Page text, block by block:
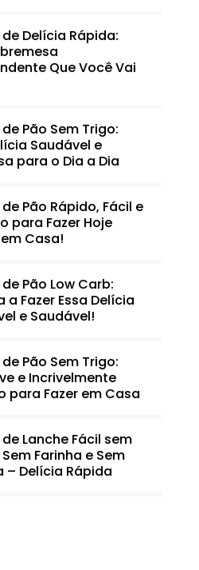
Delícia Rápida:
Que Você Vai
Pão Sem Trigo:
Saudável e
para o Dia a Dia
Pão Rápido, Fácil e
para Fazer Hoje
Casa!
Pão Low Carb:
a Fazer Essa Delícia
e Saudável!
Pão Sem Trigo:
e Incrivelmente
para Fazer em Casa
Lanche Fácil sem
Farinha e Sem
– Delícia Rápida